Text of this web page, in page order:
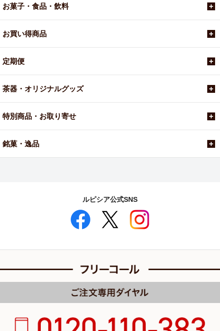
お菓子・食品・飲料
お買い得商品
定期便
茶器・オリジナルグッズ
特別商品・お取り寄せ
銘菓・逸品
ルピシア公式SNS